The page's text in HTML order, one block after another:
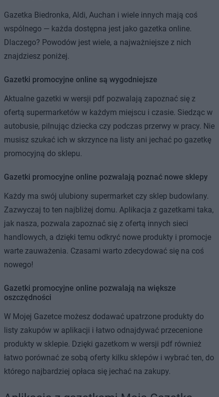
Gazetka Biedronka, Aldi, Auchan i wiele innych mają coś
wspólnego — każda dostępna jest jako gazetka online.
Dlaczego? Powodów jest wiele, a najważniejsze z nich
znajdziesz poniżej.
Gazetki promocyjne online są wygodniejsze
Aktualne gazetki w wersji pdf pozwalają zapoznać się z
ofertą supermarketów w każdym miejscu i czasie. Siedząc w
autobusie, pilnując dziecka czy podczas przerwy w pracy. Nie
musisz szukać ich w skrzynce na listy ani jechać po gazetkę
promocyjną do sklepu.
Gazetki promocyjne online pozwalają poznać nowe sklepy
Każdy ma swój ulubiony supermarket czy sklep budowlany.
Zazwyczaj to ten najbliżej domu. Aplikacja z gazetkami taka,
jak nasza, pozwala zapoznać się z ofertą innych sieci
handlowych, a dzięki temu odkryć nowe produkty i promocje
warte zauważenia. Czasami warto zdecydować się na coś
nowego!
Gazetki promocyjne online pozwalają na większe
oszczędności
W Mojej Gazetce możesz dodawać upatrzone produkty do
listy zakupów w aplikacji i łatwo odnajdywać przecenione
produkty w sklepie. Dzięki gazetkom w wersji pdf również
łatwo porównać ze sobą oferty kilku sklepów i wybrać ten, do
którego najbardziej opłaca się jechać na zakupy.